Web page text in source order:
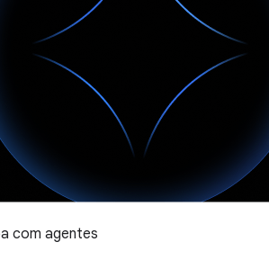
com agentes